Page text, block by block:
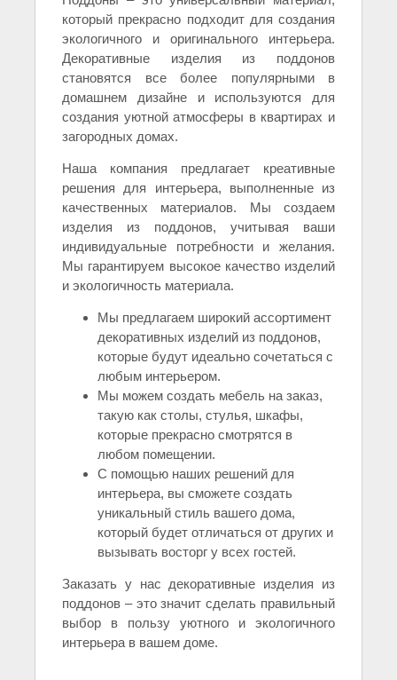
который прекрасно подходит для создания
экологичного и оригинального интерьера.
Декоративные изделия из поддонов
становятся все более популярными в
домашнем дизайне и используются для
создания уютной атмосферы в квартирах и
загородных домах.
Наша компания предлагает креативные
решения для интерьера, выполненные из
качественных материалов. Мы создаем
изделия из поддонов, учитывая ваши
индивидуальные потребности и желания.
Мы гарантируем высокое качество изделий
и экологичность материала.
Мы предлагаем широкий ассортимент
декоративных изделий из поддонов,
которые будут идеально сочетаться с
любым интерьером.
Мы можем создать мебель на заказ,
такую как столы, стулья, шкафы,
которые прекрасно смотрятся в
любом помещении.
С помощью наших решений для
интерьера, вы сможете создать
уникальный стиль вашего дома,
который будет отличаться от других и
вызывать восторг у всех гостей.
Заказать у нас декоративные изделия из
поддонов – это значит сделать правильный
выбор в пользу уютного и экологичного
интерьера в вашем доме.